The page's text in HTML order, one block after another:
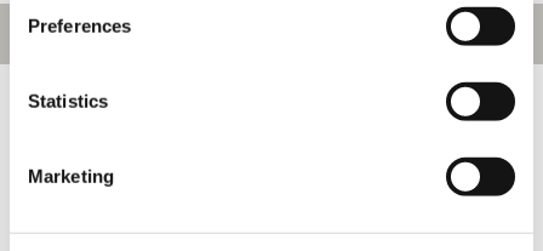
Preferences
Statistics
Marketing
キーワード